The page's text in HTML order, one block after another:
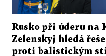
Rusko při úderu na
Zelenskyj hledá
proti balistickým